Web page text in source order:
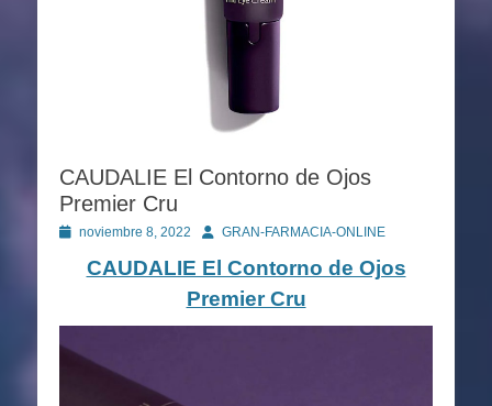
CAUDALIE El Contorno de Ojos
Premier Cru
Publicado
noviembre 8, 2022 AutorGRAN-FARMACIA-ONLINE
CAUDALIE El Contorno de Ojos
Premier Cru